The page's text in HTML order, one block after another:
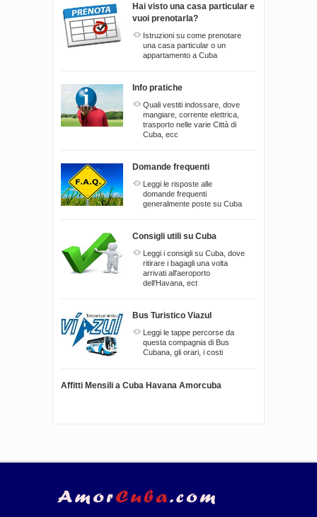
Hai visto una casa particular e
vuoi prenotarla?
Istruzioni su come prenotare
una casa particular o un
appartamento a Cuba
Info pratiche
Quali vestiti indossare, dove
mangiare, corrente elettrica,
trasporto nelle varie Città di
Cuba, ecc
Domande frequenti
Leggi le risposte alle
domande frequenti
generalmente poste su Cuba
Consigli utili su Cuba
Leggi i consigli su Cuba, dove
ritirare i bagagli una volta
arrivati all'aeroporto
dell'Havana, ect
Bus Turistico Viazul
Leggi le tappe percorse da
questa compagnia di Bus
Cubana, gli orari, i costi
Affitti Mensili a Cuba Havana Amorcuba